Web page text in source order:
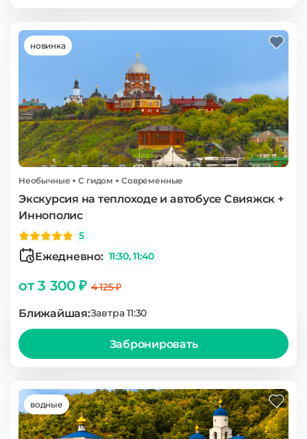
новинка
Необычные С гидом Современные
Экскурсия на теплоходе и автобусе Свияжск +
Иннополис
5
Ежедневно: 11:30, 11:40
от 3 300 ₽4 125 ₽
Ближайшая:Завтра 11:30
Забронировать
водные